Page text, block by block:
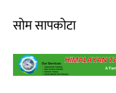
सोम सापकोटा